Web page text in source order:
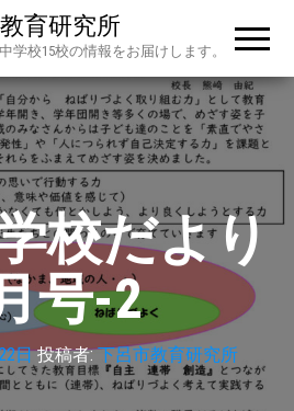
育研究所
学校15校の情報をお届けします。
校だより
号-2
日投稿者:下呂市教育研究所